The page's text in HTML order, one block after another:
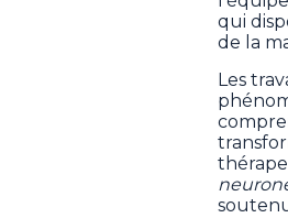
qui
de la
Les